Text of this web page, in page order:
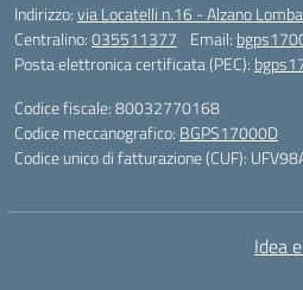
Indirizzo:via Locatelli n.16 - Alzano
Centralino:035511377 Email:
Posta elettronica certificata (PEC):
Codice fiscale: 80032770168
Codice meccanografico: BGPS17000D
Codice unico di fatturazione (CUF):
Idea